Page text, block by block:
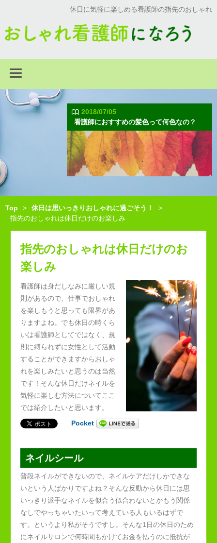
休日に気軽に楽しめる看護師の指先のおしゃれ
2018/07/05
看護師におすすめの髪色って何色なの？
Top > 休日は思いっきりおしゃれに過ごそう！
>
指先のおしゃれは休日だけのお楽しみ
指先のおしゃれは休日だけのお
楽しみ
看護師は身だしなみに厳しい規
則があるので、仕事でおしゃれ
を楽しもうと思っても限界があ
りますよね。でも休日の時くら
いは看護師としてではなく、規
則に縛られずに女性として活動
することができますからおしゃ
れを楽しみたいと思うのは当然
です！そんな休日だけネイルを
気軽に楽しむ方法についてここ
では紹介したいと思います。
Pocket
ネイルシール
普段ネイルができないので、ネイルケアだけしかできな
いという人ばかりですよね？そんな反動から休日には思
いっきり派手なネイルを似合う似合わないとかもう関係
なしでやっちゃいたいって考えている人もいるはずで
す。というより私がそうですし。そんな1日の休日のため
にネイルサロンで何時間もかけてお金を払うのに抵抗が